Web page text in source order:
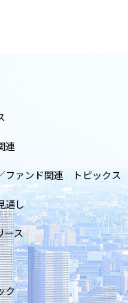
連
ファンド関連 トピックス
通し
ース
ク